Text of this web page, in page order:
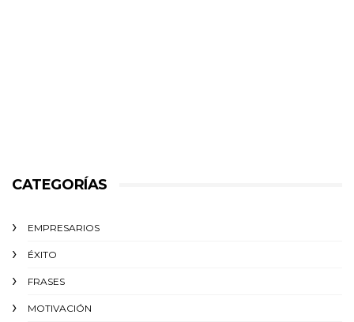
CATEGORÍAS
EMPRESARIOS
ÉXITO‬
FRASES
MOTIVACIÓN